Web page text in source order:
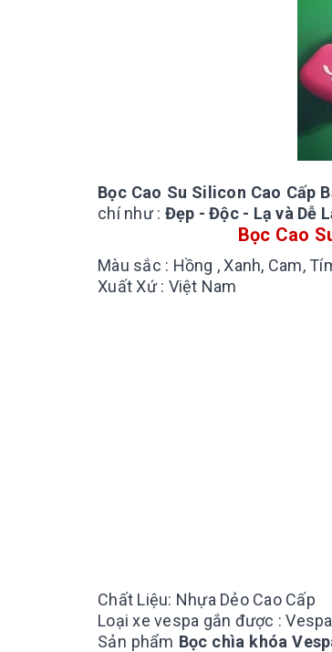
Bọc Cao Su Silicon Cao Cấp
chí như : Đẹp - Độc - Lạ và Dễ
Bọc Cao
Màu sắc : Hồng , Xanh, Cam,
Xuất Xứ : Việt Nam
Chất Liệu: Nhựa Dẻo Cao Cấp
Loại xe vespa gắn được : Vespa
Sản phẩm Bọc chìa khóa